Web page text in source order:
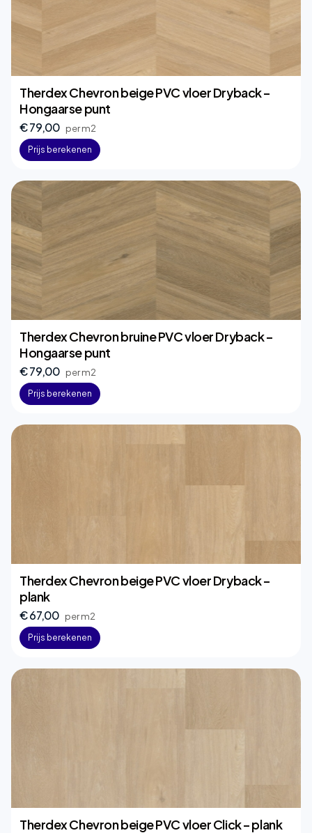
Therdex Chevron beige PVC vloer Dryback –
Hongaarse punt
€ 79,00 per m2
Prijs berekenen
Therdex Chevron bruine PVC vloer Dryback –
Hongaarse punt
€ 79,00 per m2
Prijs berekenen
Therdex Chevron beige PVC vloer Dryback –
plank
€ 67,00 per m2
Prijs berekenen
Therdex Chevron beige PVC vloer Click – plank